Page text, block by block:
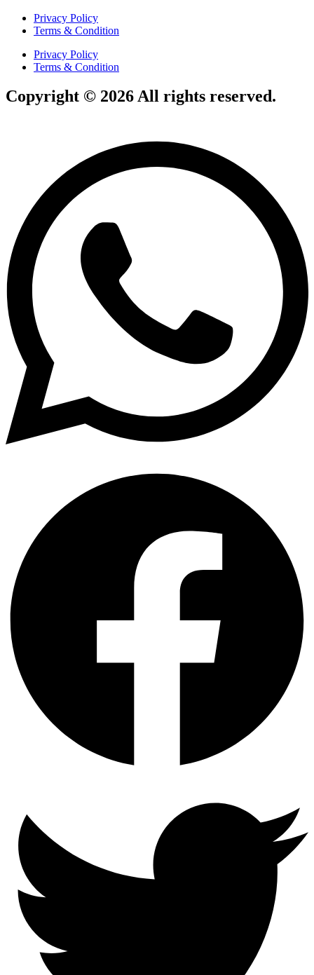
Privacy Policy
Terms & Condition
Privacy Policy
Terms & Condition
Copyright © 2026 All rights reserved.